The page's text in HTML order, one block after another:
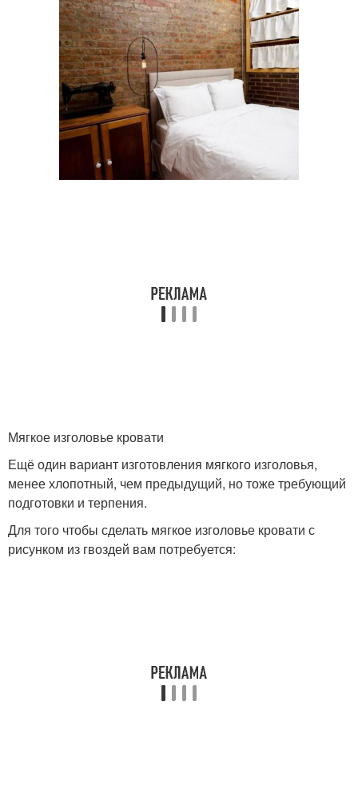
Изголовья для кровати Изголовье из досок
Кровати с мягким
изголовьем
Красивое изголовье
Мягкое изголовье кровати
Ещё один вариант изготовления мягкого изголовья,
менее хлопотный, чем предыдущий, но тоже требующий
подготовки и терпения.
Для того чтобы сделать мягкое изголовье кровати с
рисунком из гвоздей вам потребуется: